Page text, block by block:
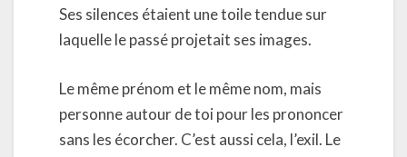
Ses silences étaient une toile tendue sur
laquelle le passé projetait ses images.
Le même prénom et le même nom, mais
personne autour de toi pour les prononcer
sans les écorcher. C’est aussi cela, l’exil. Le